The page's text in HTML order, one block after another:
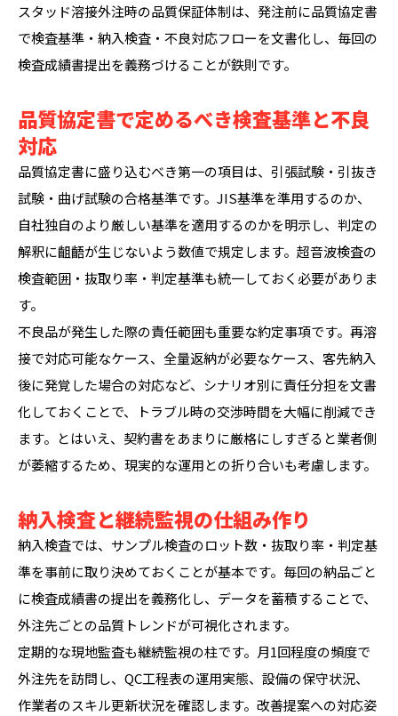
スタッド溶接外注時の品質保証体制は、発注前に品質協定書
で検査基準・納入検査・不良対応フローを文書化し、毎回の
検査成績書提出を義務づけることが鉄則です。
品質協定書で定めるべき検査基準と不良
対応
品質協定書に盛り込むべき第一の項目は、引張試験・引抜き
試験・曲げ試験の合格基準です。JIS基準を準用するのか、
自社独自のより厳しい基準を適用するのかを明示し、判定の
解釈に齟齬が生じないよう数値で規定します。超音波検査の
検査範囲・抜取り率・判定基準も統一しておく必要がありま
す。
不良品が発生した際の責任範囲も重要な約定事項です。再溶
接で対応可能なケース、全量返納が必要なケース、客先納入
後に発覚した場合の対応など、シナリオ別に責任分担を文書
化しておくことで、トラブル時の交渉時間を大幅に削減でき
ます。とはいえ、契約書をあまりに厳格にしすぎると業者側
が萎縮するため、現実的な運用との折り合いも考慮します。
納入検査と継続監視の仕組み作り
納入検査では、サンプル検査のロット数・抜取り率・判定基
準を事前に取り決めておくことが基本です。毎回の納品ごと
に検査成績書の提出を義務化し、データを蓄積することで、
外注先ごとの品質トレンドが可視化されます。
定期的な現地監査も継続監視の柱です。月1回程度の頻度で
外注先を訪問し、QC工程表の運用実態、設備の保守状況、
作業者のスキル更新状況を確認します。改善提案への対応姿